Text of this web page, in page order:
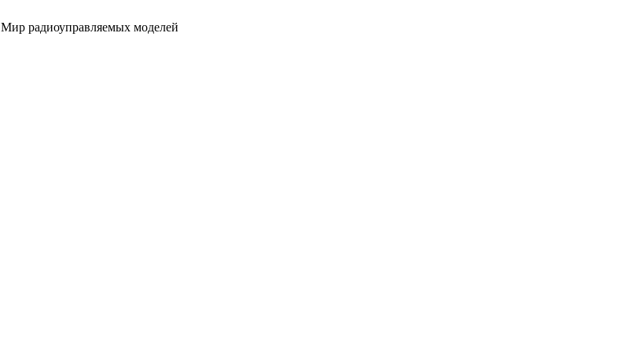
Мир радиоуправляемых моделей